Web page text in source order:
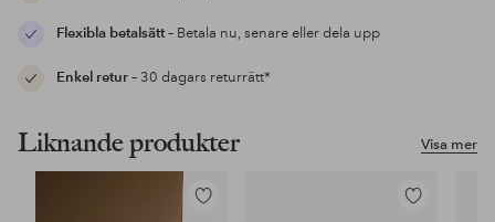
Flexibla betalsätt– Betala nu, senare eller dela upp
Enkel retur– 30 dagars returrätt*
Visa mer
Liknande produkter
Lägg
Lägg